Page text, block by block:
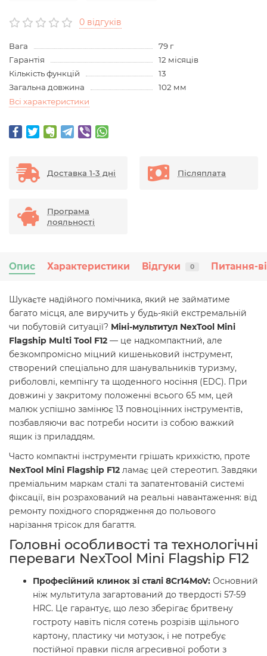
0 відгуків
Вага
79 г
Гарантія
12 місяців
Кількість функцій
13
Загальна довжина
102 мм
Всі характеристики
Доставка 1-3 дні Післяплата
Програма
лояльності
Опис Характеристики Відгуки 0 Питання-
Шукаєте надійного помічника, який не займатиме
багато місця, але виручить у будь-якій екстремальній
чи побутовій ситуації? Міні-мультитул NexTool Mini
Flagship Multi Tool F12 — це надкомпактний, але
безкомпромісно міцний кишеньковий інструмент,
створений спеціально для шанувальників туризму,
риболовлі, кемпінгу та щоденного носіння (EDC). При
довжині у закритому положенні всього 65 мм, цей
малюк успішно замінює 13 повноцінних інструментів,
позбавляючи вас потреби носити із собою важкий
ящик із приладдям.
Часто компактні інструменти грішать крихкістю, проте
NexTool Mini Flagship F12 ламає цей стереотип. Завдяки
преміальним маркам сталі та запатентованій системі
фіксації, він розрахований на реальні навантаження: від
ремонту похідного спорядження до польового
нарізання трісок для багаття.
Головні особливості та технологічні
переваги NexTool Mini Flagship F12
Професійний клинок зі сталі 8Cr14MoV: Основний
ніж мультитула загартований до твердості 57-59
HRC. Це гарантує, що лезо зберігає бритвену
гостроту навіть після сотень розрізів щільного
картону, пластику чи мотузок, і не потребує
постійної правки після агресивної роботи з